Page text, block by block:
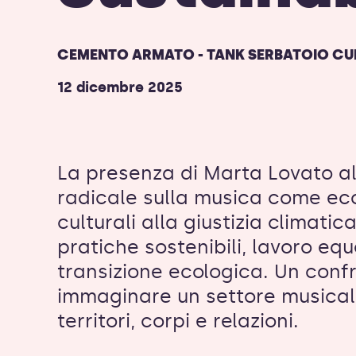
CEMENTO ARMATO - TANK SERBATOIO
12 dicembre 2025
La presenza di Marta Lovato
radicale sulla musica come
culturali alla giustizia
pratiche sostenibili, lavoro
transizione ecologica. Un
immaginare un settore
territori, corpi e relazioni.